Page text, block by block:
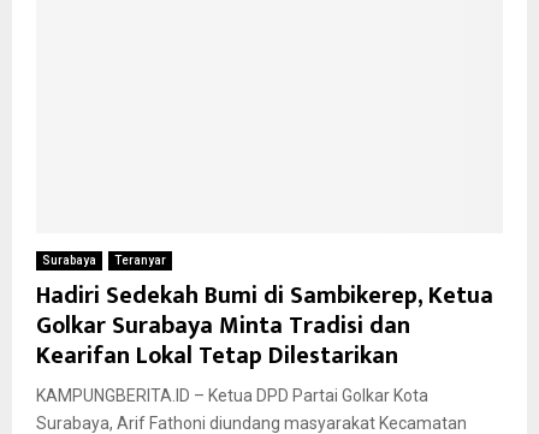
Surabaya Teranyar
Hadiri Sedekah Bumi di Sambikerep, Ketua
Golkar Surabaya Minta Tradisi dan
Kearifan Lokal Tetap Dilestarikan
KAMPUNGBERITA.ID – Ketua DPD Partai Golkar Kota
Surabaya, Arif Fathoni diundang masyarakat Kecamatan